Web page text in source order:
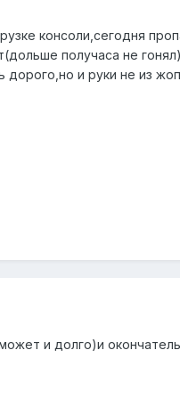
консоли,сегодня
получаса не
и руки не из
и долго)и